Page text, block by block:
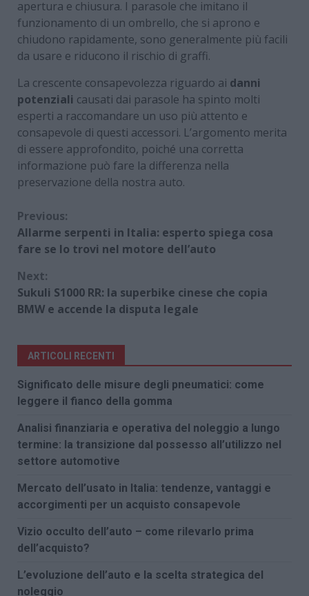
apertura e chiusura. I parasole che imitano il
funzionamento di un ombrello, che si aprono e
chiudono rapidamente, sono generalmente più facili
da usare e riducono il rischio di graffi.
La crescente consapevolezza riguardo ai danni
potenziali causati dai parasole ha spinto molti
esperti a raccomandare un uso più attento e
consapevole di questi accessori. L’argomento merita
di essere approfondito, poiché una corretta
informazione può fare la differenza nella
preservazione della nostra auto.
Continue
Reading
Previous:
Allarme serpenti in Italia: esperto spiega cosa
fare se lo trovi nel motore dell’auto
Next:
Sukuli S1000 RR: la superbike cinese che copia
BMW e accende la disputa legale
ARTICOLI RECENTI
Significato delle misure degli pneumatici: come
leggere il fianco della gomma
Analisi finanziaria e operativa del noleggio a lungo
termine: la transizione dal possesso all’utilizzo nel
settore automotive
Mercato dell’usato in Italia: tendenze, vantaggi e
accorgimenti per un acquisto consapevole
Vizio occulto dell’auto – come rilevarlo prima
dell’acquisto?
L’evoluzione dell’auto e la scelta strategica del
noleggio